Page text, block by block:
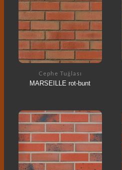
Cephe Tuğlası
MARSEILLE rot-bunt